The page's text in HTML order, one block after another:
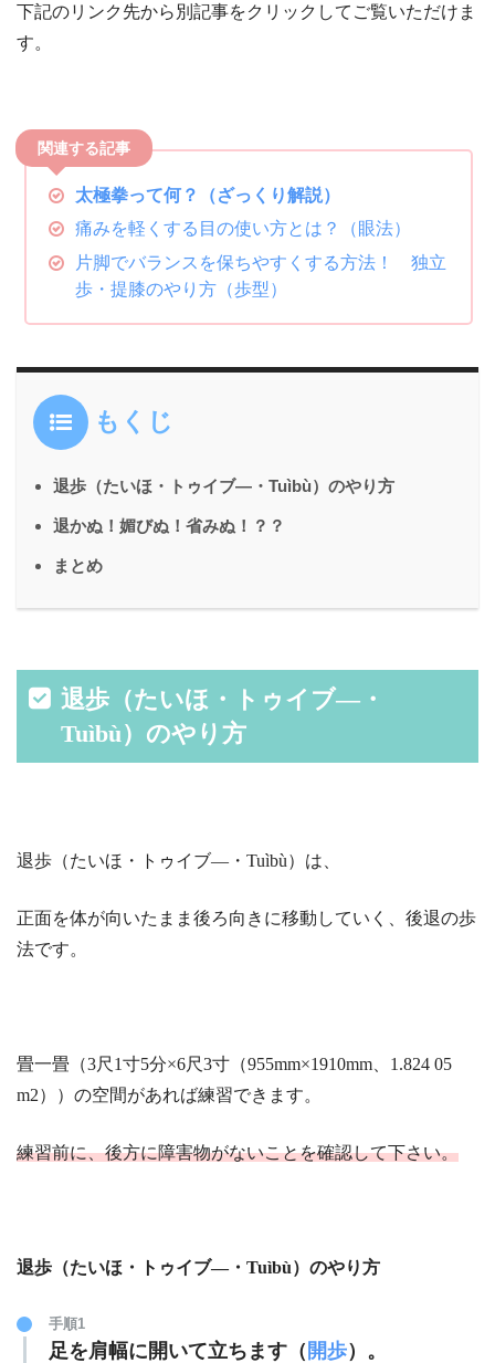
下記のリンク先から別記事をクリックしてご覧いただけま
す。
太極拳って何？（ざっくり解説）
痛みを軽くする目の使い方とは？（眼法）
片脚でバランスを保ちやすくする方法！ 独立
歩・提膝のやり方（歩型）
もくじ
退歩（たいほ・トゥイブ―・Tuìbù） のやり方
退かぬ！媚びぬ！省みぬ！？？
まとめ
退歩（たいほ・トゥイブ―・
Tuìbù）のやり方
退歩（たいほ・トゥイブ―・Tuìbù）は、
正面を体が向いたまま後ろ向きに移動していく、後退の歩
法です。
畳一畳（3尺1寸5分×6尺3寸（955mm×1910mm、1.824 05
m2））の空間があれば練習できます。
練習前に、後方に障害物がないことを確認して下さい。
退歩（たいほ・トゥイブ―・Tuìbù）のやり方
手順1
足を肩幅に開いて立ちます（ 開歩）。